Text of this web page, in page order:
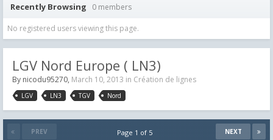
Recently Browsing 0 members
No registered users viewing this page.
LGV Nord Europe ( LN3)
By nicodu95270, March 10, 2013 in Création de lignes
LGV LN3 TGV Nord
PREV NEXT
Page 1 of 5